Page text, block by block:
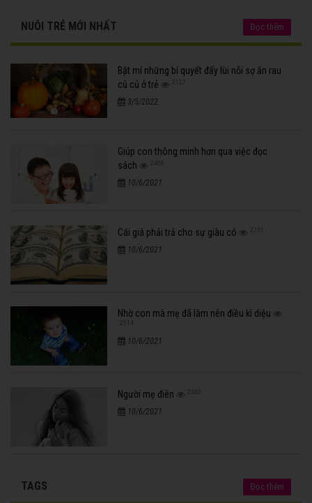
NUÔI TRẺ MỚI NHẤT Đọc thêm
Bật mí những bí quyết đẩy lùi nỗi sợ ăn rau
củ củ ở trẻ
2127
3/5/2022
Giúp con thông minh hơn qua việc đọc
sách
2458
10/6/2021
Cái giá phải trả cho sự giàu có 2731
10/6/2021
Nhờ con mà mẹ đã làm nên điều kì diệu
2514
10/6/2021
Người mẹ điên 2650
10/6/2021
TAGS Đọc thêm